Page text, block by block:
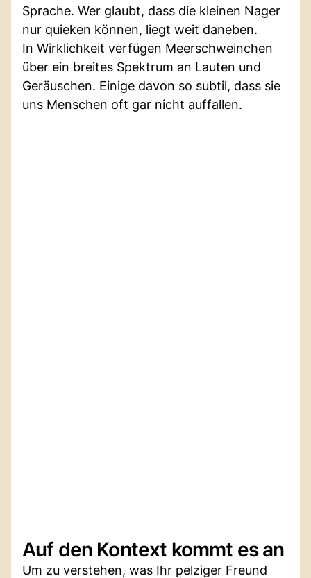
Sprache. Wer glaubt, dass die kleinen Nager
nur quieken können, liegt weit daneben.
In Wirklichkeit verfügen Meerschweinchen
über ein breites Spektrum an Lauten und
Geräuschen. Einige davon so subtil, dass sie
uns Menschen oft gar nicht auffallen.
Auf den Kontext kommt es an
Um zu verstehen, was Ihr pelziger Freund